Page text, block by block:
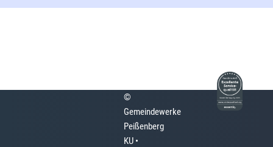
©
Gemeindewerke
Peißenberg
KU •